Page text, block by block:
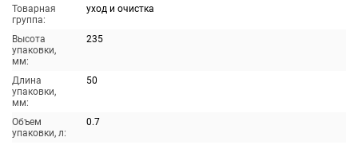
Товарная
группа:
уход и очистка
Высота
упаковки,
мм:
235
Длина
упаковки,
мм:
50
Объем
упаковки, л:
0.7